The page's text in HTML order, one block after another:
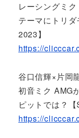
レーシングミ
テーマにトリ
2023】
https://
谷口信輝×片岡
初音ミク AMG
ピットでは？
https://